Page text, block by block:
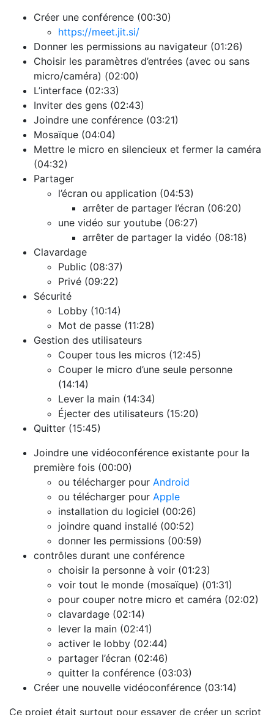
Créer une conférence (00:30)
https://meet.jit.si/
Donner les permissions au navigateur (01:26)
Choisir les paramètres d’entrées (avec ou sans
micro/caméra) (02:00)
L’interface (02:33)
Inviter des gens (02:43)
Joindre une conférence (03:21)
Mosaïque (04:04)
Mettre le micro en silencieux et fermer la caméra
(04:32)
Partager
l’écran ou application (04:53)
arrêter de partager l’écran (06:20)
une vidéo sur youtube (06:27)
arrêter de partager la vidéo (08:18)
Clavardage
Public (08:37)
Privé (09:22)
Sécurité
Lobby (10:14)
Mot de passe (11:28)
Gestion des utilisateurs
Couper tous les micros (12:45)
Couper le micro d’une seule personne
(14:14)
Lever la main (14:34)
Éjecter des utilisateurs (15:20)
Quitter (15:45)
Joindre une vidéoconférence existante pour la
première fois (00:00)
ou télécharger pour Android
ou télécharger pour Apple
installation du logiciel (00:26)
joindre quand installé (00:52)
donner les permissions (00:59)
contrôles durant une conférence
choisir la personne à voir (01:23)
voir tout le monde (mosaïque) (01:31)
pour couper notre micro et caméra (02:02)
clavardage (02:14)
lever la main (02:41)
activer le lobby (02:44)
partager l’écran (02:46)
quitter la conférence (03:03)
Créer une nouvelle vidéoconférence (03:14)
Ce projet était surtout pour essayer de créer un script